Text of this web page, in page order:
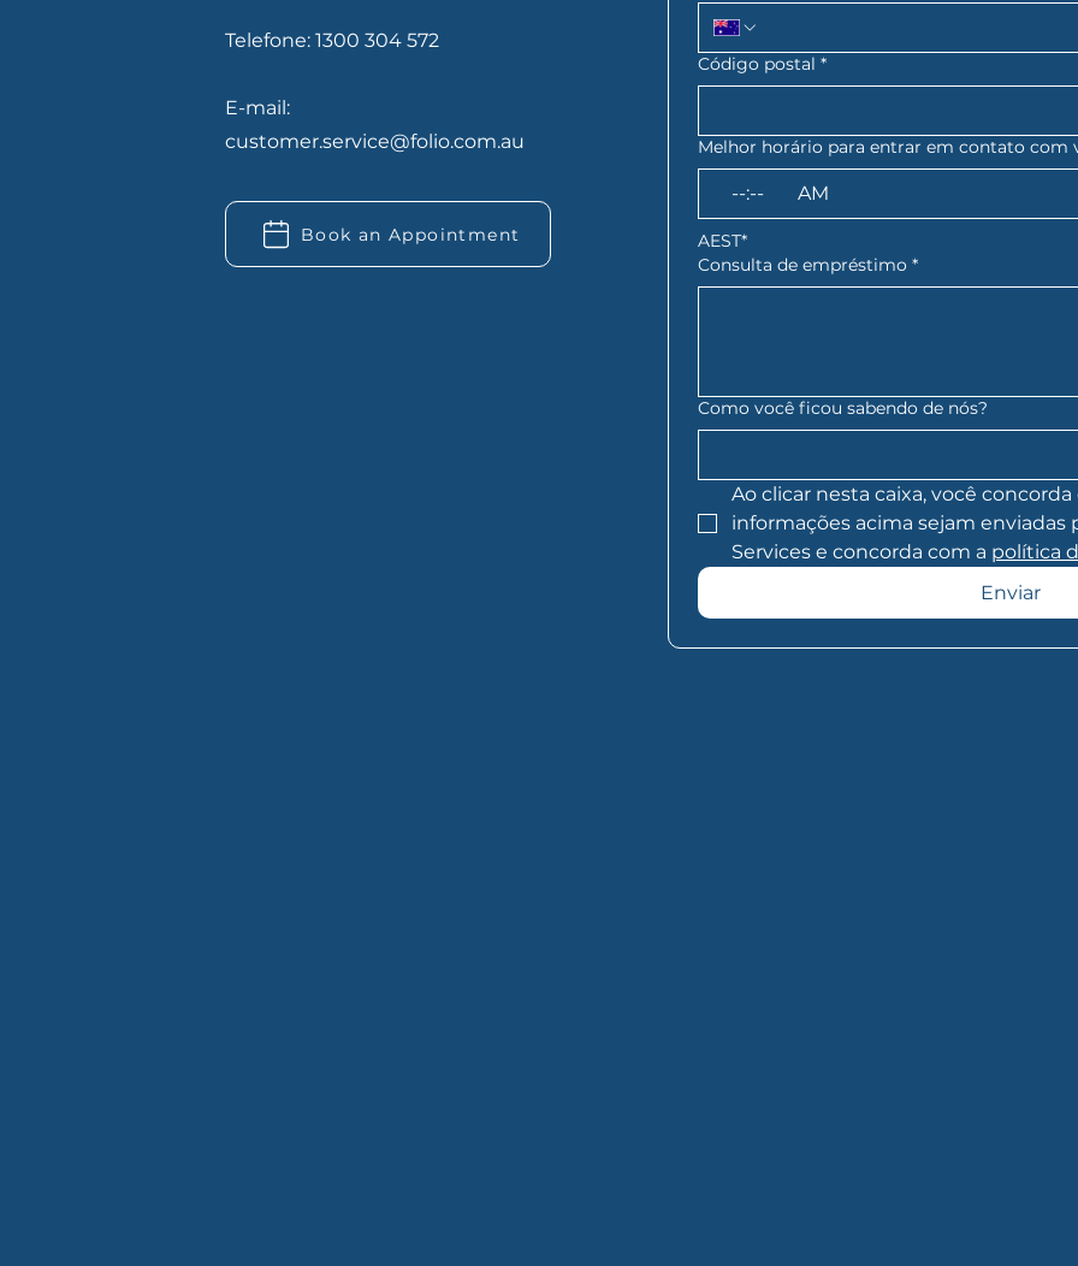
Telefone: 1300 304 572
E-mail:
customer.service@folio.com.au
Book an Appointment
Código postal *
Melhor horário para entrar em contato com
: AM
AEST*
Consulta de empréstimo *
Como você ficou sabendo de nós?
Ao clicar nesta caixa, você
informações acima sejam enviadas
Services e concorda com a política
Enviar